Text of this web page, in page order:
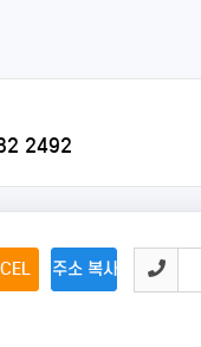
2492
주소 복사